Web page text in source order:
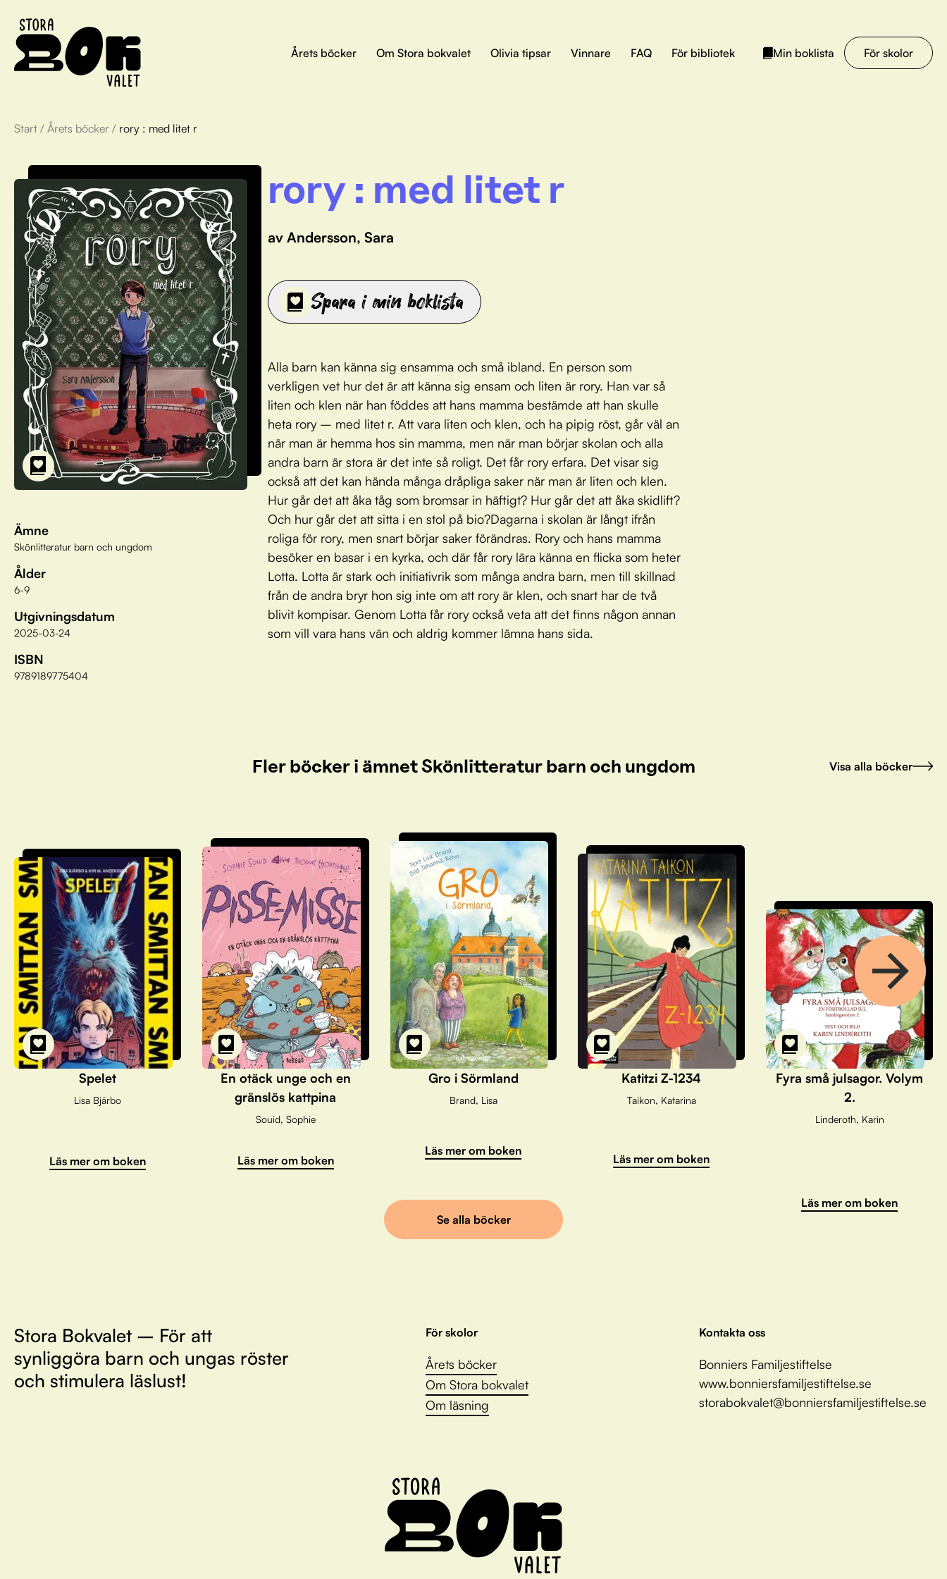
Årets böcker Om Stora bokvalet Olivia tipsar Vinnare FAQ För bibliotek Min boklista För skolor
Start / Årets böcker / rory : med litet r
Ämne
Skönlitteratur barn och ungdom
Ålder
6-9
Utgivningsdatum
2025-03-24
ISBN
9789189775404
rory : med litet r
av Andersson, Sara
Spara i min boklista
Alla barn kan känna sig ensamma och små ibland. En person som
verkligen vet hur det är att känna sig ensam och liten är rory. Han var så
liten och klen när han föddes att hans mamma bestämde att han skulle
heta rory – med litet r. Att vara liten och klen, och ha pipig röst, går väl an
när man är hemma hos sin mamma, men när man börjar skolan och alla
andra barn är stora är det inte så roligt. Det får rory erfara. Det visar sig
också att det kan hända många dråpliga saker när man är liten och klen.
Hur går det att åka tåg som bromsar in häftigt? Hur går det att åka skidlift?
Och hur går det att sitta i en stol på bio?Dagarna i skolan är långt ifrån
roliga för rory, men snart börjar saker förändras. Rory och hans mamma
besöker en basar i en kyrka, och där får rory lära känna en flicka som heter
Lotta. Lotta är stark och initiativrik som många andra barn, men till skillnad
från de andra bryr hon sig inte om att rory är klen, och snart har de två
blivit kompisar. Genom Lotta får rory också veta att det finns någon annan
som vill vara hans vän och aldrig kommer lämna hans sida.
Fler böcker i ämnet Skönlitteratur barn och ungdom Visa alla böcker
Spelet
Lisa Bjärbo
Läs mer om boken
En otäck unge och en
gränslös kattpina
Souid, Sophie
Läs mer om boken
Gro i Sörmland
Brand, Lisa
Läs mer om boken
Katitzi Z-1234
Taikon, Katarina
Läs mer om boken
Fyra små julsagor. Volym
2.
Linderoth, Karin
Läs mer om boken
Se alla böcker
Stora Bokvalet – För att
synliggöra barn och ungas röster
och stimulera läslust!
För skolor
Årets böcker
Om Stora bokvalet
Om läsning
Kontakta oss
Bonniers Familjestiftelse
www.bonniersfamiljestiftelse.se
storabokvalet@bonniersfamiljestiftelse.se